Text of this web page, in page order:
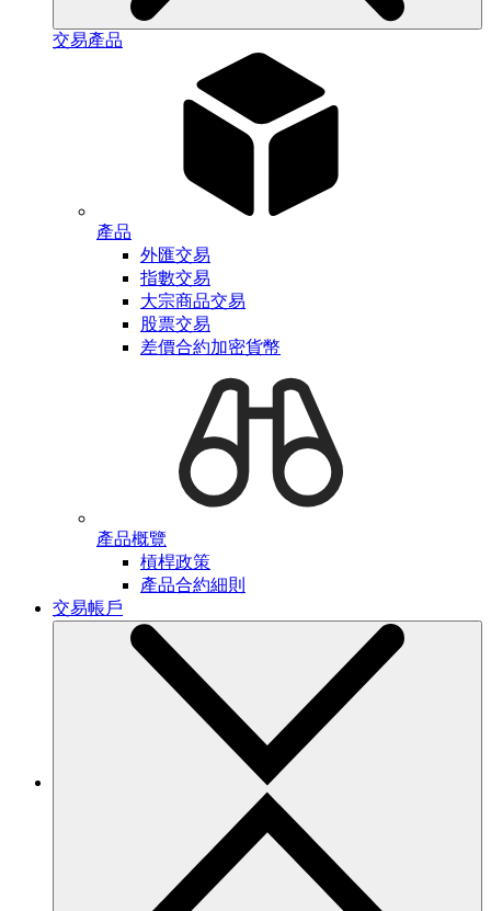
交易產品
產品
外匯交易
指數交易
大宗商品交易
股票交易
差價合約加密貨幣
產品概覽
槓桿政策
產品合約細則
交易帳戶